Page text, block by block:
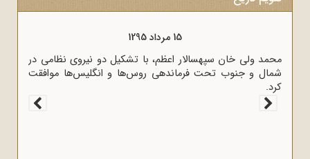
محمد ولی خان سپهسالار اعظم،
شمال و جنوب تحت فرماندهی
ایدن حضور متخصصان آلمانی در
لندن دانست.